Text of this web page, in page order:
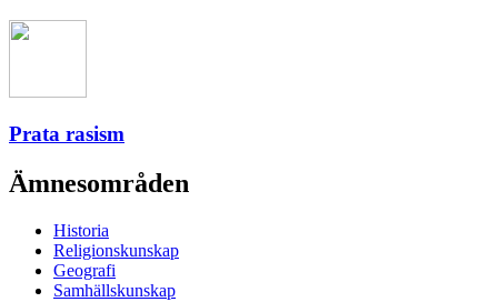
Prata rasism
Ämnesområden
Historia
Religionskunskap
Geografi
Samhällskunskap